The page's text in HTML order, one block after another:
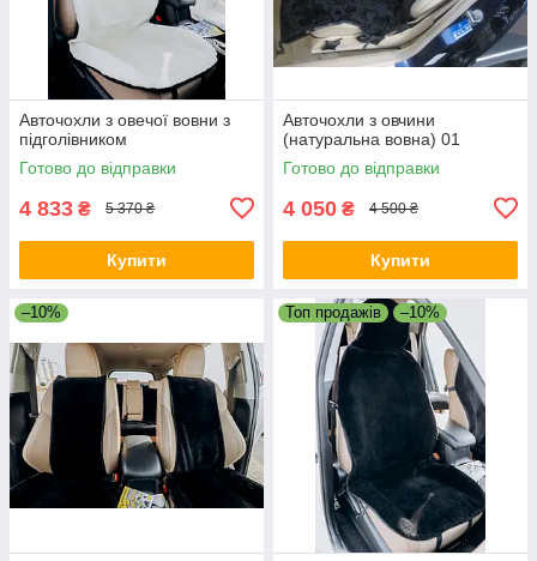
Авточохли з овечої вовни з
підголівником
Готово до відправки
4 833 ₴ 5 370 ₴
Купити
Авточохли з овчини
(натуральна вовна) 01
Готово до відправки
4 050 ₴ 4 500 ₴
Купити
–10% Топ продажів –10%